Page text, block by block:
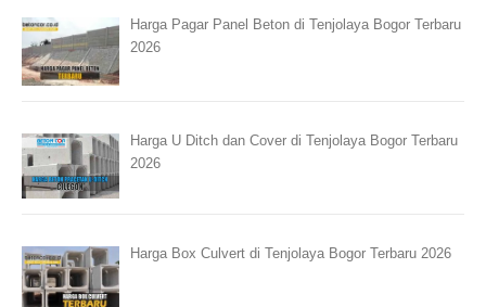
Harga Pagar Panel Beton di Tenjolaya Bogor Terbaru
2026
Harga U Ditch dan Cover di Tenjolaya Bogor Terbaru
2026
Harga Box Culvert di Tenjolaya Bogor Terbaru 2026